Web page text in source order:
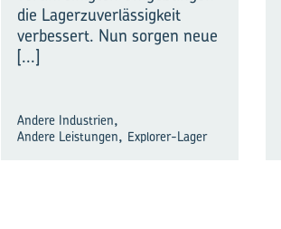
die Lagerzuverlässigkeit
verbessert. Nun sorgen neue
[...]
Andere Industrien,
Andere Leistungen, Explorer-Lager